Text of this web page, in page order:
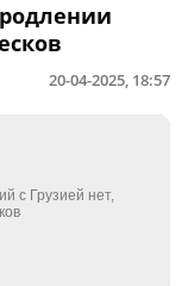
20-04-2025, 18:57